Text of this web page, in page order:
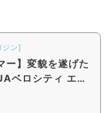
ン]
ー】変貌を遂げた
ベロシティ エリ
“厚底レーシング